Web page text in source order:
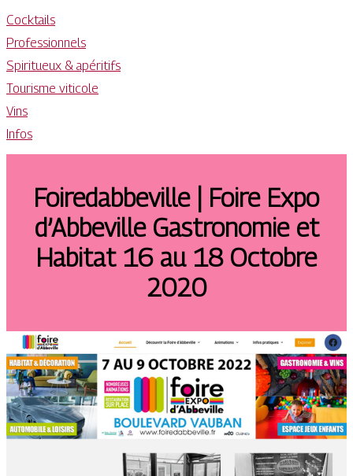
Cocktails
Professionnels
Spiritueux & apéritifs
Tourisme viticole
Vins
Infos
Foiredab­be­vil­le | Foire Expo
d’Abbeville Gastronomie et
Habitat 16 au 18 Octobre
2020